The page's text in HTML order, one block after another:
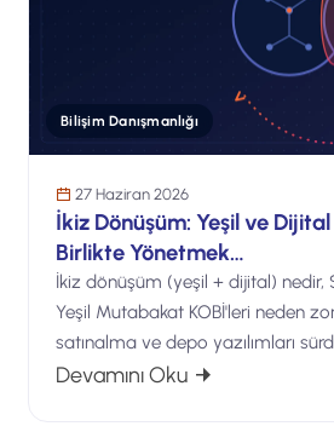
Bilişim Danışmanlığı
27 Haziran 2026
İkiz Dönüşüm: Yeşil ve
Birlikte Yönetmek…
İkiz dönüşüm (yeşil + dijital) nedir,
Yeşil Mutabakat KOBİ'leri neden
satınalma ve depo yazılımları
Devamını Oku: İkiz Dönüşüm: